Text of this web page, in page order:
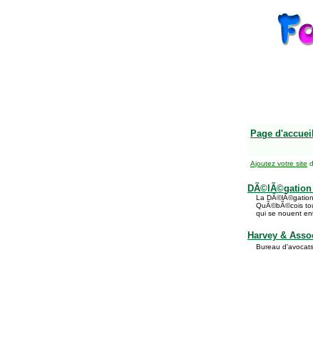
Page d'accueil
Ajoutez votre site
La
QuÃ©bÃ©cois
qui se nouent
Harvey &
Bureau